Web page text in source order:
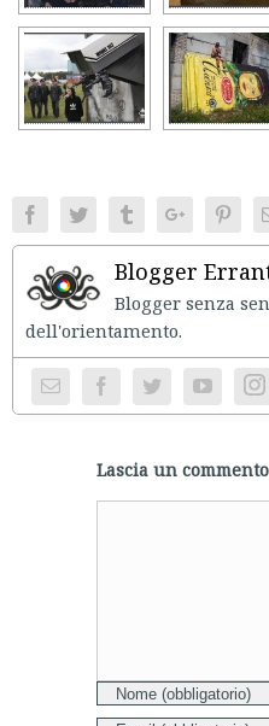
FacebookTwitter TumblrGoogle+
Blogger
Blogger senza
Lascia un commento